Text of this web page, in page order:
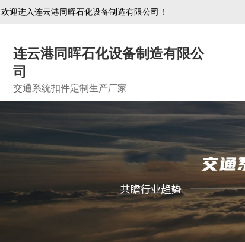
欢迎进入连云港同晖石化设备制造有限公司！
连云港同晖石化设备制造有限公
司
交通系统扣件定制生产厂家